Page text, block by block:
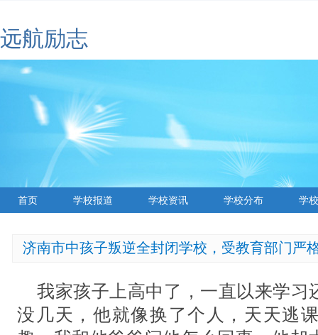
远航励志
首页 学校报道 学校资讯 学校分布 学
济南市中孩子叛逆全封闭学校，受教育部门严
我家孩子上高中了，一直以来学习
没几天，他就像换了个人，天天逃